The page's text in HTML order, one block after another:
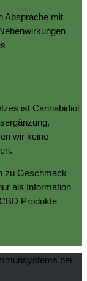
Absprache mit
ist Cannabidiol
wir keine
zu Geschmack
als Information
Produkte
bei